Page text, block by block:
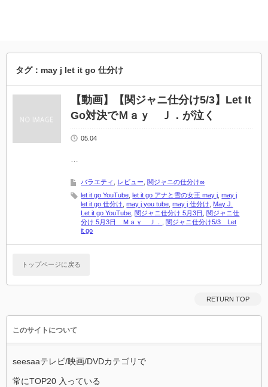
タグ：may j let it go 仕分け
【動画】【関ジャニ仕分け5/3】Let It
Go対決でＭａｙ Ｊ．が泣く
05.04
…
バラエティ レビュー ,関ジャニの仕分け∞
let it go YouTube ,let it go アナと雪の女王 may j ,may j
let it go 仕分け ,may j you tube ,may j 仕分け
May J.
Let it go YouTube ,関ジャニ仕分け 5月3日 ,関ジャニ仕
分け 5月3日 Ｍａｙ Ｊ．
,関ジャニ仕分け5/3 Let
it go
トップページに戻る
RETURN TOP
このサイトについて
seesaaテレビ/映画/DVDカテゴリで
常にTOP20 入っている